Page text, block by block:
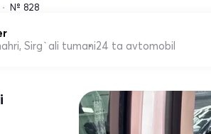
№ 828
Sirg`ali tumani24 ta avtomobil